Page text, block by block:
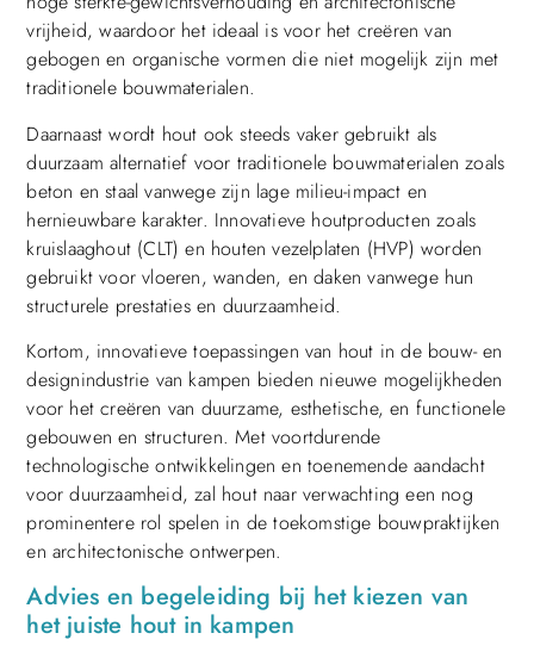
vrijheid, waardoor het ideaal is voor het creëren van
gebogen en organische vormen die niet mogelijk zijn met
traditionele bouwmaterialen.
Daarnaast wordt hout ook steeds vaker gebruikt als
duurzaam alternatief voor traditionele bouwmaterialen zoals
beton en staal vanwege zijn lage milieu-impact en
hernieuwbare karakter. Innovatieve houtproducten zoals
kruislaaghout (CLT) en houten vezelplaten (HVP) worden
gebruikt voor vloeren, wanden, en daken vanwege hun
structurele prestaties en duurzaamheid.
Kortom, innovatieve toepassingen van hout in de bouw- en
designindustrie van kampen bieden nieuwe mogelijkheden
voor het creëren van duurzame, esthetische, en functionele
gebouwen en structuren. Met voortdurende
technologische ontwikkelingen en toenemende aandacht
voor duurzaamheid, zal hout naar verwachting een nog
prominentere rol spelen in de toekomstige bouwpraktijken
en architectonische ontwerpen.
Advies en begeleiding bij het kiezen van
het juiste hout in kampen